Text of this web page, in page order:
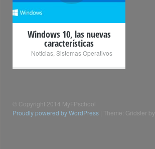
Windows 10, las nuevas
características
Noticias, Sistemas Operativos
© Copyright 2014 MyFPschool
Proudly powered by WordPress Theme: Gridster by